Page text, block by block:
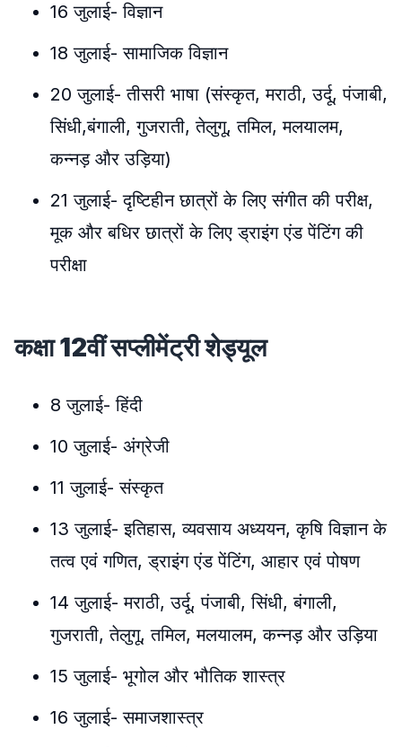
16 जुलाई- विज्ञान
18 जुलाई- सामाजिक विज्ञान
20 जुलाई- तीसरी भाषा (संस्कृत, मराठी, उर्दू, पंजाबी,
सिंधी,बंगाली, गुजराती, तेलुगू, तमिल, मलयालम,
कन्नड़ और उड़िया)
21 जुलाई- दृष्टिहीन छात्रों के लिए संगीत की परीक्ष,
मूक और बधिर छात्रों के लिए ड्राइंग एंड पेंटिंग की
परीक्षा
कक्षा 12वीं सप्लीमेंट्री शेड्यूल
8 जुलाई- हिंदी
10 जुलाई- अंग्रेजी
11 जुलाई- संस्कृत
13 जुलाई- इतिहास, व्यवसाय अध्ययन, कृषि विज्ञान के
तत्व एवं गणित, ड्राइंग एंड पेंटिंग, आहार एवं पोषण
14 जुलाई- मराठी, उर्दू, पंजाबी, सिंधी, बंगाली,
गुजराती, तेलुगू, तमिल, मलयालम, कन्नड़ और उड़िया
15 जुलाई- भूगोल और भौतिक शास्त्र
16 जुलाई- समाजशास्त्र